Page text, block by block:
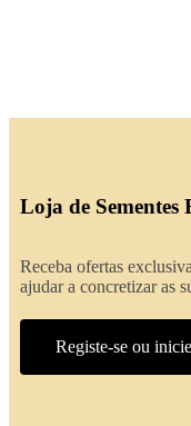
Loja de Sementes
Receba ofertas
ajudar a concretizar as
Registe-se ou